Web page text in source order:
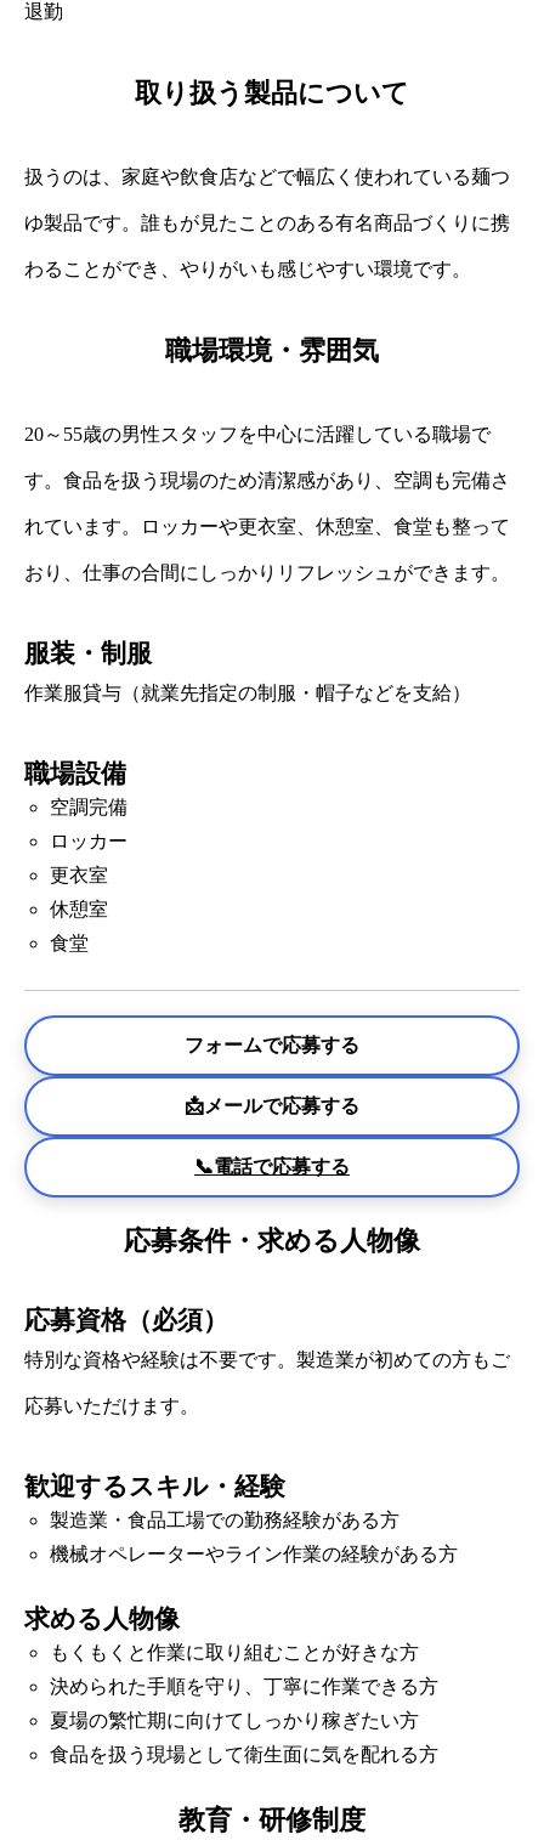
退勤
取り扱う製品について
扱うのは、家庭や飲食店などで幅広く使われている麺つ
ゆ製品です。誰もが見たことのある有名商品づくりに携
わることができ、やりがいも感じやすい環境です。
職場環境・雰囲気
20～55歳の男性スタッフを中心に活躍している職場で
す。食品を扱う現場のため清潔感があり、空調も完備さ
れています。ロッカーや更衣室、休憩室、食堂も整って
おり、仕事の合間にしっかりリフレッシュができます。
服装・制服
作業服貸与（就業先指定の制服・帽子などを支給）
職場設備
空調完備
ロッカー
更衣室
休憩室
食堂
フォームで応募する
📩メールで応募する
📞電話で応募する
応募条件・求める人物像
応募資格（必須）
特別な資格や経験は不要です。製造業が初めての方もご
応募いただけます。
歓迎するスキル・経験
製造業・食品工場での勤務経験がある方
機械オペレーターやライン作業の経験がある方
求める人物像
もくもくと作業に取り組むことが好きな方
決められた手順を守り、丁寧に作業できる方
夏場の繁忙期に向けてしっかり稼ぎたい方
食品を扱う現場として衛生面に気を配れる方
教育・研修制度